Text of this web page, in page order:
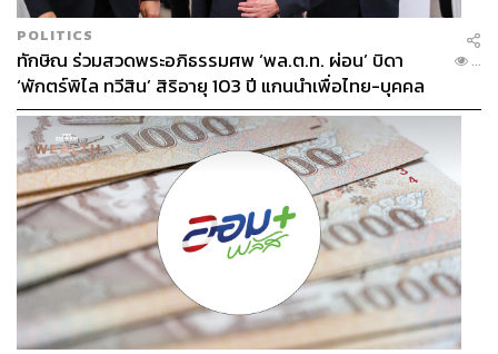
POLITICS
ทักษิณ ร่วมสวดพระอภิธรรมศพ ‘พล.ต.ท. ผ่อน’ บิดา
‘พักตร์พิไล ทวีสิน’ สิริอายุ 103 ปี แกนนำเพื่อไทย-บุคคล
หลากวงการร่วมอาลัย
...